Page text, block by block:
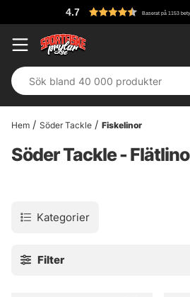
4.7 Baserat på 1153
Hem Söder Tackle Fiskelinor
Söder Tackle -
Kategorier
Filter